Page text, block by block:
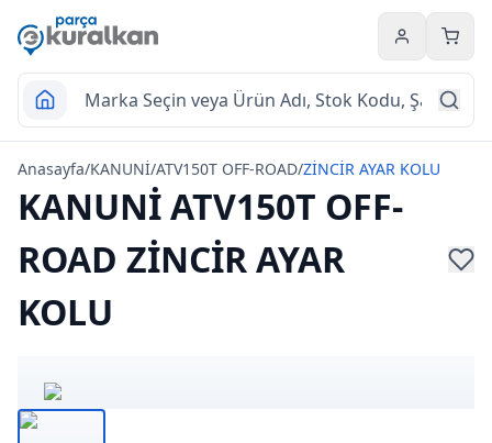
Hesabım
Anasayfa/KANUNİ/ATV150T OFF-ROAD/ZİNCİR AYAR KOLU
KANUNİ ATV150T OFF-
ROAD ZİNCİR AYAR
KOLU